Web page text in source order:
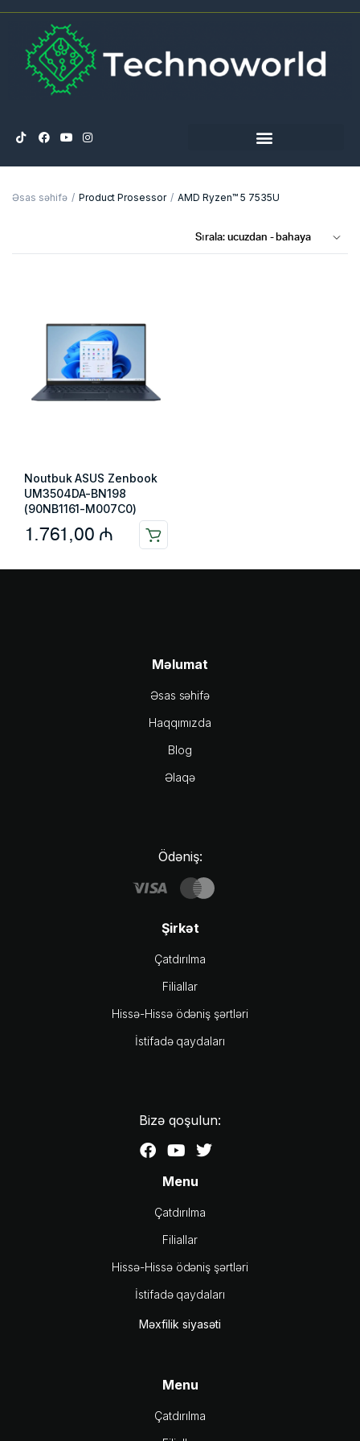
Əsas səhifə Product Prosessor AMD Ryzen™ 5 7535U
Noutbuk ASUS Zenbook
UM3504DA-BN198
(90NB1161-M007C0)
1.761,00 ₼
Məlumat
Əsas səhifə
Haqqımızda
Blog
Əlaqə
Ödəniş:
Şirkət
Çatdırılma
Filiallar
Hissə-Hissə ödəniş şərtləri
İstifadə qaydaları
Bizə qoşulun:
Menu
Çatdırılma
Filiallar
Hissə-Hissə ödəniş şərtləri
İstifadə qaydaları
Məxfilik siyasəti
Menu
Çatdırılma